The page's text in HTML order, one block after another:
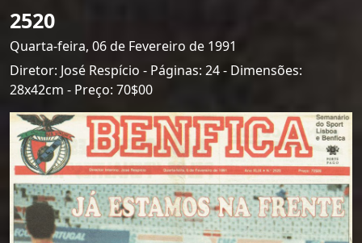
2520
Quarta-feira, 06 de Fevereiro de 1991
Diretor: José Respício - Páginas: 24 - Dimensões:
28x42cm - Preço: 70$00